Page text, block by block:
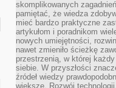
skomplikowanych
pamiętać, że wiedza
mieć bardzo praktyczne
artykułom i poradnikom
nowych umiejętności,
nawet zmieniło ścieżkę
przestrzenią, w której
siebie. W przyszłości
źródeł wiedzy
większe. Rozwój